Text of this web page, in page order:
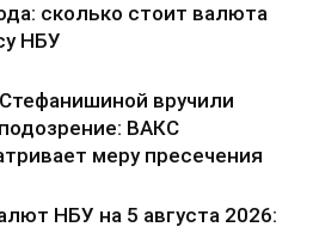
сколько стоит валюта
НБУ
вручили
ВАКС
меру пресечения
НБУ на 5 августа 2026: